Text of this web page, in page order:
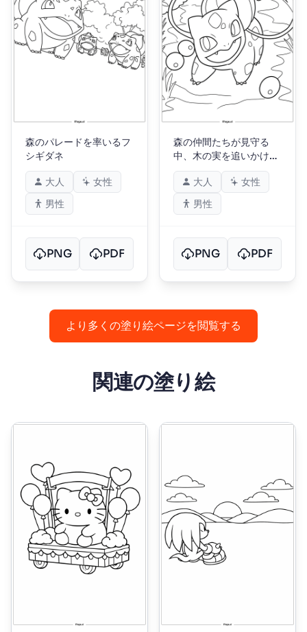
森のパレードを率いるフ
シギダネ
大人
女性
男性
PNG PDF
森の仲間たちが見守る
中、木の実を追いかける
フシギダネ
大人
女性
男性
PNG PDF
より多くの塗り絵ページを閲覧する
関連の塗り絵